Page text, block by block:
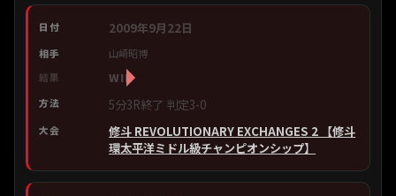
2009年9月22日
山崎昭博
WIN
5分3R終了 判定3-0
修斗 REVOLUTIONARY EXCHANGES 2 【修斗
環太平洋ミドル級チャンピオンシップ】